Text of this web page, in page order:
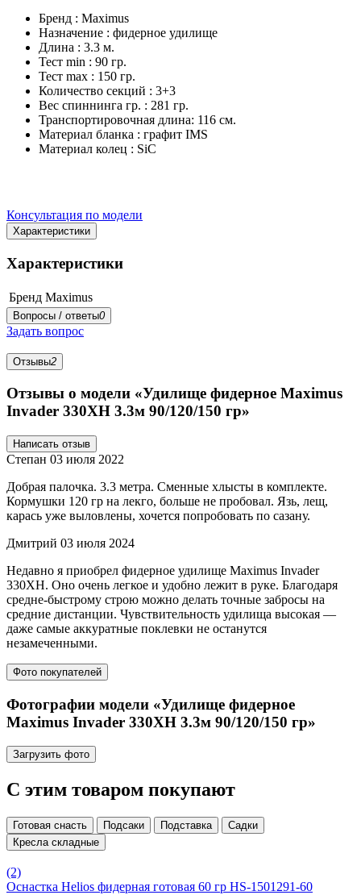
Бренд : Maximus
Назначение : фидерное удилище
Длина : 3.3 м.
Тест min : 90 гр.
Тест max : 150 гр.
Количество секций : 3+3
Вес спиннинга гр. : 281 гр.
Транспортировочная длина: 116 см.
Материал бланка : графит IMS
Материал колец : SiC
Консультация по модели
Характеристики
Характеристики
Бренд Maximus
Вопросы / ответы0
Задать вопрос
Отзывы2
Отзывы о модели «Удилище фидерное Maximus
Invader 330XH 3.3м 90/120/150 гр»
Написать отзыв
Степан 03 июля 2022
Добрая палочка. 3.3 метра. Сменные хлысты в комплекте.
Кормушки 120 гр на лекго, больше не пробовал. Язь, лещ,
карась уже выловлены, хочется попробовать по сазану.
Дмитрий 03 июля 2024
Недавно я приобрел фидерное удилище Maximus Invader
330XH. Оно очень легкое и удобно лежит в руке. Благодаря
средне-быстрому строю можно делать точные забросы на
средние дистанции. Чувствительность удилища высокая —
даже самые аккуратные поклевки не останутся
незамеченными.
Фото покупателей
Фотографии модели «Удилище фидерное
Maximus Invader 330XH 3.3м 90/120/150 гр»
Загрузить фото
С этим товаром покупают
Готовая снасть Подсаки Подставка
Садки
Кресла складные
(2)
Оснастка Helios фидерная готовая 60 гр HS-1501291-60